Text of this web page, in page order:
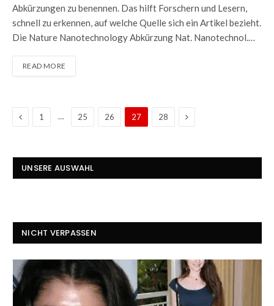
Abkürzungen zu benennen. Das hilft Forschern und Lesern,
schnell zu erkennen, auf welche Quelle sich ein Artikel bezieht.
Die Nature Nanotechnology Abkürzung Nat. Nanotechnol.…
READ MORE
Previous
1 … 25 26 27 28 Next
UNSERE AUSWAHL
NICHT VERPASSEN